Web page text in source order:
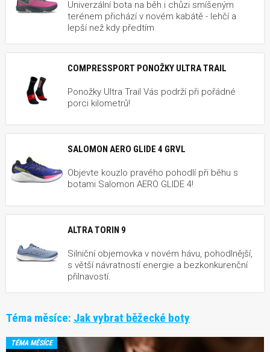
Univerzální bota na běh i chůzi smíšeným
terénem přichází v novém kabátě - lehčí a
lepší než kdy předtím
COMPRESSPORT PONOŽKY ULTRA TRAIL
Ponožky Ultra Trail Vás podrží při pořádné
porci kilometrů!
SALOMON AERO GLIDE 4 GRVL
Objevte kouzlo pravého pohodlí při běhu s
botami Salomon AERO GLIDE 4!
ALTRA TORIN 9
Silniční objemovka v novém hávu, pohodlnější,
s větší návratností energie a bezkonkurenční
přilnavostí.
Téma měsíce: Jak vybrat běžecké boty
TÉMA MĚSÍCE